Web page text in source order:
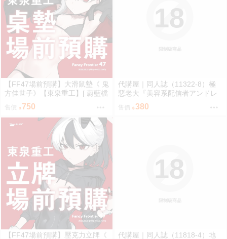
【FF47場前預購】大滑鼠墊《 鬼
方佳世子》【東泉重工】[ 蔚藍檔
案 ブルアカ / 鬼方佳世子 カヨコ
售價 750
限制級商品
18
代購屋｜同人誌（11322-8）極
惡老大『美容系配信者アンドレ
アルフスと解説のヴァサゴさ
ん』龍童誠斗 隠秘哲学社
售價 380
【FF47場前預購】壓克力立牌《
限制級商品
18
代購屋｜同人誌（11818-4）地